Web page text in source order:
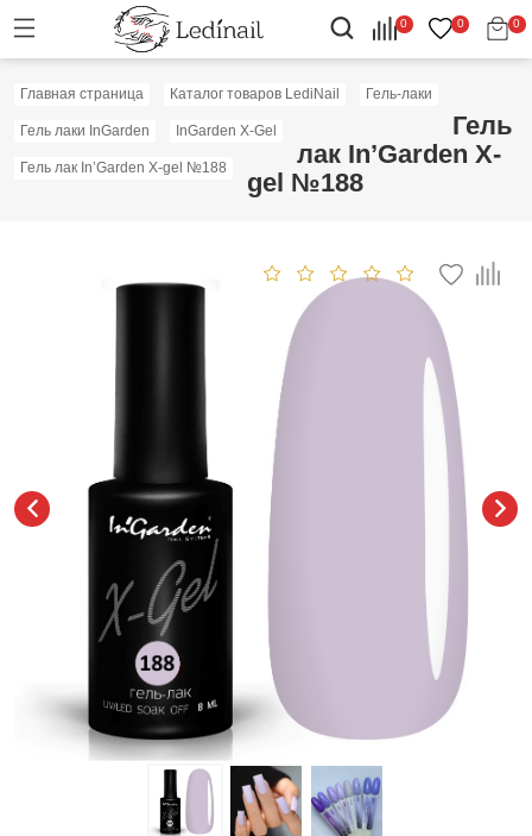
0 0 0
Главная страница Каталог товаров LediNail Гель-лаки
Гель лаки InGarden InGarden X-Gel
Гель лак In’Garden X-gel №188
Гель
лак In’Garden X-
gel №188